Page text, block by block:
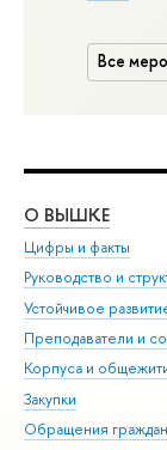
Все
О ВЫШКЕ
Цифры и факты
Руководство и
Устойчивое
Преподаватели и
Корпуса и
Закупки
Обращения